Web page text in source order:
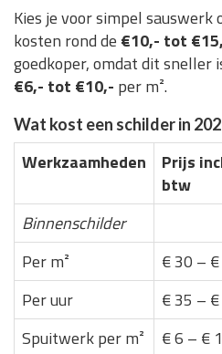
Kies je voor simpel sauswerk
kosten rond de €10,- tot
goedkoper, omdat dit sneller
€6,- tot €10,- per m².
Wat kost een schilder in
Werkzaamheden
Prijs
btw
Binnenschilder
Per m²
€ 30 –
Per uur
€ 35 –
Spuitwerk per m²
€ 6 – €